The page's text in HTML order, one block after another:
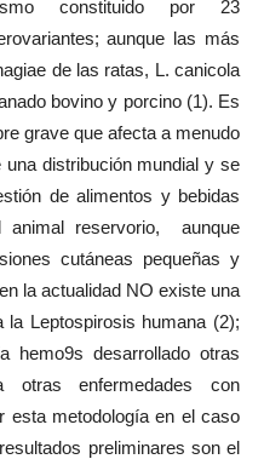
constituido por 23
aunque las más
de las ratas, L. canicola
bovino y porcino (1). Es
grave que afecta a menudo
distribución mundial y se
de alimentos y bebidas
animal reservorio, aunque
cutáneas pequeñas y
la actualidad NO existe una
Leptospirosis humana (2);
hemo9s desarrollado otras
otras enfermedades con
esta metodología en el caso
preliminares son el